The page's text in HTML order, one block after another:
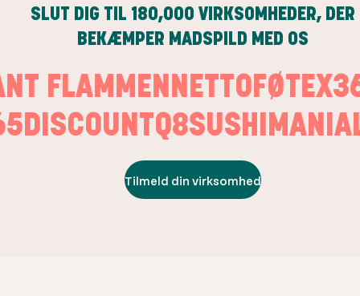
SLUT DIG TIL 180,000 VIRKSOMHEDER, DER
BEKÆMPER MADSPILD MED OS
FLAMMEN NETTOFØTEX
Q8 SUSHIMANIA
Tilmeld din virksomhed